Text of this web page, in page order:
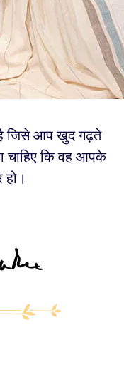
है जिसे आप खुद गढ़ते
कि वह आपके